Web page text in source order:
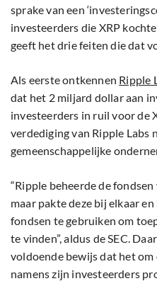
sprake van een
investeerders die XRP
geeft het drie feiten die dat
Als eerste ontkennen Ripple
dat het 2 miljard dollar aan
investeerders in ruil voor de
verdediging van Ripple Labs
gemeenschappelijke
“Ripple beheerde de
maar pakte deze bij elkaar
fondsen te gebruiken om
te vinden”, aldus de SEC.
voldoende bewijs dat het om
namens zijn investeerders